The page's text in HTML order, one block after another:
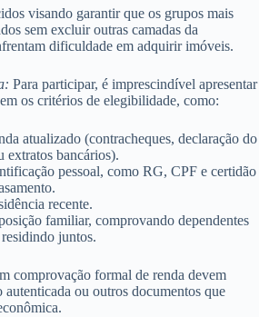
visando garantir que os grupos mais
sem excluir outras camadas da
dificuldade em adquirir imóveis.
Para participar, é imprescindível apresentar
os critérios de elegibilidade, como:
atualizado (contracheques, declaração do
extratos bancários).
pessoal, como RG, CPF e certidão
recente.
familiar, comprovando dependentes
juntos.
comprovação formal de renda devem
autenticada ou outros documentos que